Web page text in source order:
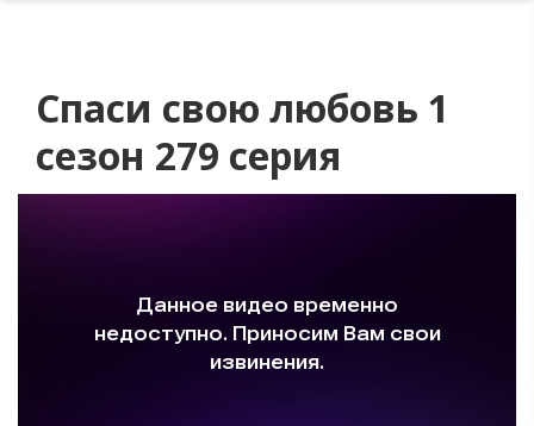
Спаси свою любовь 1
сезон 279 серия